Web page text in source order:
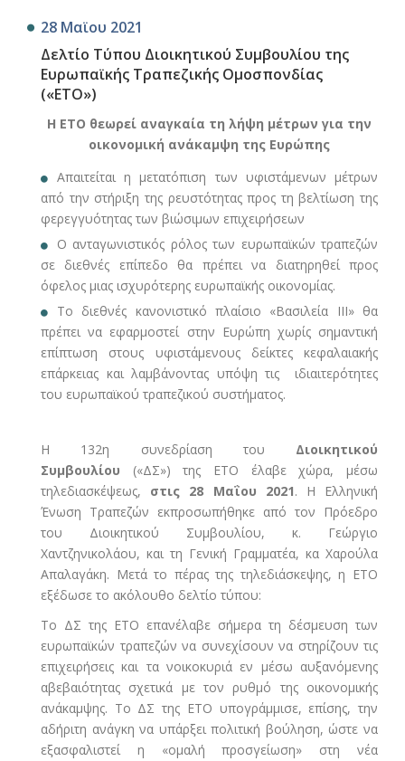
28 Μαϊου 2021
Δελτίο Τύπου Διοικητικού Συμβουλίου της
Ευρωπαϊκής Τραπεζικής Ομοσπονδίας
(«ΕΤΟ»)
Η ΕΤΟ θεωρεί αναγκαία τη λήψη μέτρων για την
οικονομική ανάκαμψη της Ευρώπης
Απαιτείται η μετατόπιση των υφιστάμενων μέτρων
από την στήριξη της ρευστότητας προς τη βελτίωση της
φερεγγυότητας των βιώσιμων επιχειρήσεων
Ο ανταγωνιστικός ρόλος των ευρωπαϊκών τραπεζών
σε διεθνές επίπεδο θα πρέπει να διατηρηθεί προς
όφελος μιας ισχυρότερης ευρωπαϊκής οικονομίας.
Το διεθνές κανονιστικό πλαίσιο «Βασιλεία ΙΙΙ» θα
πρέπει να εφαρμοστεί στην Ευρώπη χωρίς σημαντική
επίπτωση στους υφιστάμενους δείκτες κεφαλαιακής
επάρκειας και λαμβάνοντας υπόψη τις ιδιαιτερότητες
του ευρωπαϊκού τραπεζικού συστήματος.
Η 132η συνεδρίαση του Διοικητικού
Συμβουλίου («ΔΣ») της ΕΤΟ έλαβε χώρα, μέσω
τηλεδιασκέψεως,
στις 28 Μαΐου 2021. Η Ελληνική
Ένωση Τραπεζών εκπροσωπήθηκε από τον Πρόεδρο
του Διοικητικού Συμβουλίου, κ. Γεώργιο
Χαντζηνικολάου, και τη Γενική Γραμματέα, κα Χαρούλα
Απαλαγάκη. Μετά το πέρας της τηλεδιάσκεψης, η ΕΤΟ
εξέδωσε το ακόλουθο δελτίο τύπου:
Το ΔΣ της ΕΤΟ επανέλαβε σήμερα τη δέσμευση των
ευρωπαϊκών τραπεζών να συνεχίσουν να στηρίζουν τις
επιχειρήσεις και τα νοικοκυριά εν μέσω αυξανόμενης
αβεβαιότητας σχετικά με τον ρυθμό της οικονομικής
ανάκαμψης. Το ΔΣ της ΕΤΟ υπογράμμισε, επίσης, την
αδήριτη ανάγκη να υπάρξει πολιτική βούληση, ώστε να
εξασφαλιστεί η «ομαλή προσγείωση» στη νέα